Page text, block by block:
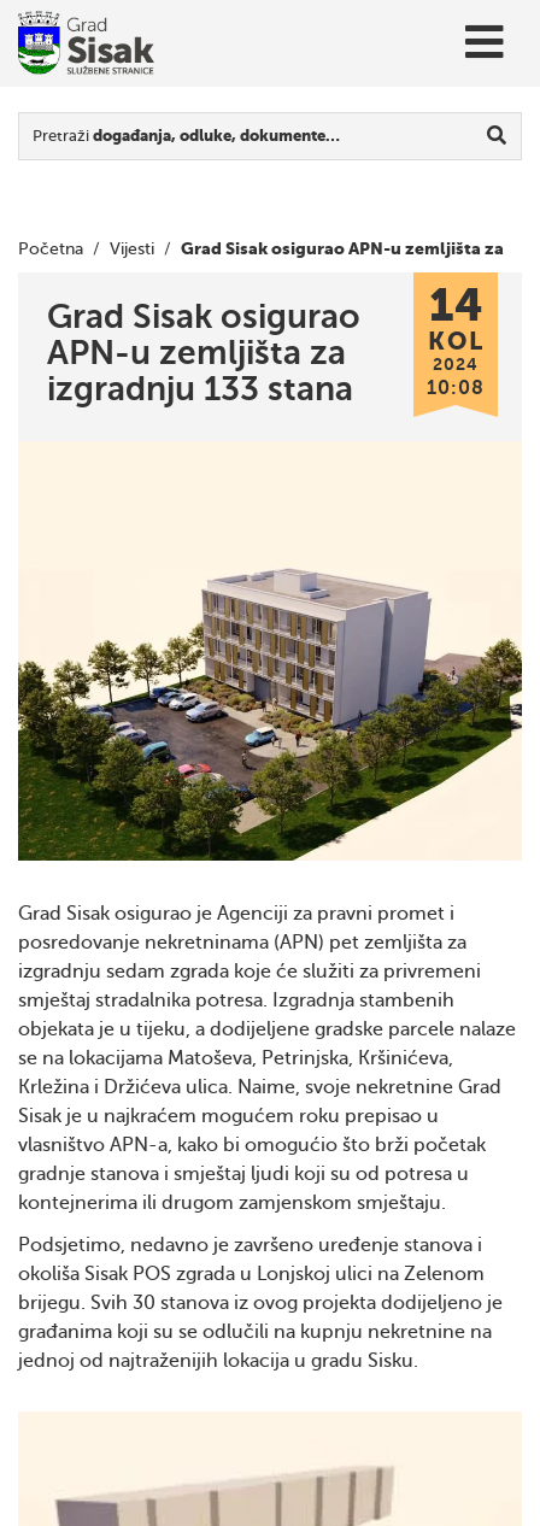
Pretraži događanja, odluke, dokumente…
Početna / Vijesti / Grad Sisak osigurao APN-u zemljišta za
Grad Sisak osigurao
APN-u zemljišta za
izgradnju 133 stana
14
KOL
2024
10:08
Grad Sisak osigurao je Agenciji za pravni promet i
posredovanje nekretninama (APN) pet zemljišta za
izgradnju sedam zgrada koje će služiti za privremeni
smještaj stradalnika potresa. Izgradnja stambenih
objekata je u tijeku, a dodijeljene gradske parcele nalaze
se na lokacijama Matoševa, Petrinjska, Kršinićeva,
Krležina i Držićeva ulica. Naime, svoje nekretnine Grad
Sisak je u najkraćem mogućem roku prepisao u
vlasništvo APN-a, kako bi omogućio što brži početak
gradnje stanova i smještaj ljudi koji su od potresa u
kontejnerima ili drugom zamjenskom smještaju.
Podsjetimo, nedavno je završeno uređenje stanova i
okoliša Sisak POS zgrada u Lonjskoj ulici na Zelenom
brijegu. Svih 30 stanova iz ovog projekta dodijeljeno je
građanima koji su se odlučili na kupnju nekretnine na
jednoj od najtraženijih lokacija u gradu Sisku.